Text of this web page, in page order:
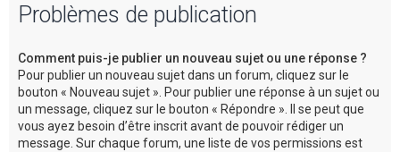
Problèmes de publication
Comment puis-je publier un nouveau sujet ou une réponse ?
Pour publier un nouveau sujet dans un forum, cliquez sur le
bouton « Nouveau sujet ». Pour publier une réponse à un sujet ou
un message, cliquez sur le bouton « Répondre ». Il se peut que
vous ayez besoin d’être inscrit avant de pouvoir rédiger un
message. Sur chaque forum, une liste de vos permissions est